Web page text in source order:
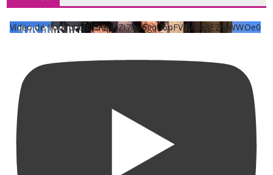
Vídeo de YouTube UCKqYjiZi7lzy6gqU6pFVFiA_A3EZ9JWWOe0